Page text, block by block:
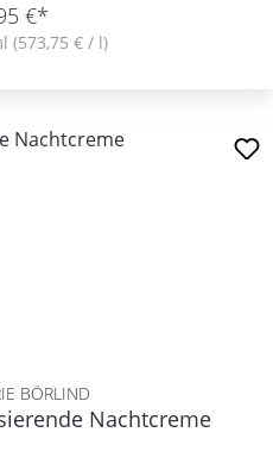
€*
(573,75 € / l)
BÖRLIND
Nachtcreme